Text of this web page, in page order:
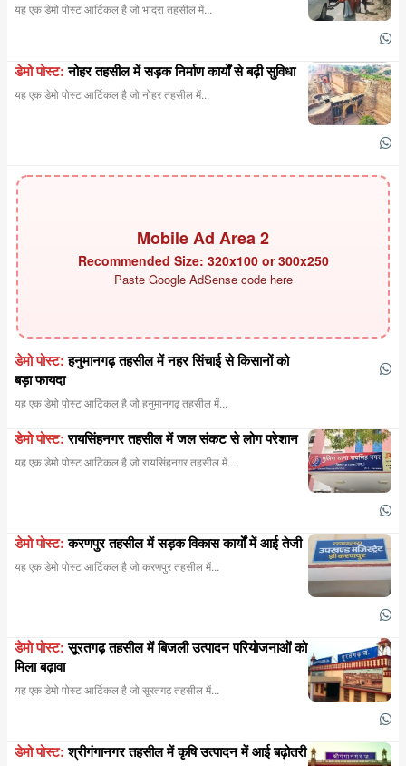
यह एक डेमो पोस्ट आर्टिकल है जो भादरा तहसील में...
डेमो पोस्ट: नोहर तहसील में सड़क निर्माण कार्यों से बढ़ी सुविधा
यह एक डेमो पोस्ट आर्टिकल है जो नोहर तहसील में...
Mobile Ad Area 2
Recommended Size: 320x100 or 300x250
Paste Google AdSense code here
डेमो पोस्ट: हनुमानगढ़ तहसील में नहर सिंचाई से किसानों को
बड़ा फायदा
यह एक डेमो पोस्ट आर्टिकल है जो हनुमानगढ़ तहसील में...
डेमो पोस्ट: रायसिंहनगर तहसील में जल संकट से लोग परेशान
यह एक डेमो पोस्ट आर्टिकल है जो रायसिंहनगर तहसील में...
डेमो पोस्ट: करणपुर तहसील में सड़क विकास कार्यों में आई तेजी
यह एक डेमो पोस्ट आर्टिकल है जो करणपुर तहसील में...
डेमो पोस्ट: सूरतगढ़ तहसील में बिजली उत्पादन परियोजनाओं को
मिला बढ़ावा
यह एक डेमो पोस्ट आर्टिकल है जो सूरतगढ़ तहसील में...
डेमो पोस्ट: श्रीगंगानगर तहसील में कृषि उत्पादन में आई बढ़ोतरी